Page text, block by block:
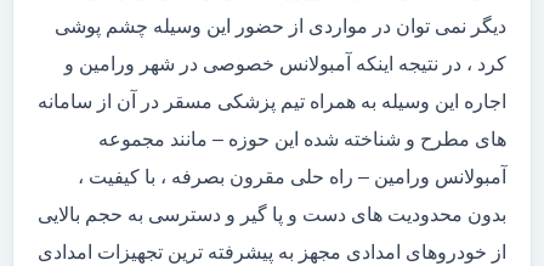
دیگر نمی توان در مواردی از حضور این وسیله چشم پوشی
کرد ، در نتیجه اینکه آمبولانس خصوصی در شهر ورامین و
اجاره این وسیله به همراه تیم پزشکی مسقر در آن از سامانه
های مطرح و شناخته شده این حوزه – مانند مجموعه
آمبولانس ورامین – راه حلی مقرون بصرفه ، با کیفیت ،
بدون محدودیت های دست و پا گیر و دسترسی به حجم بالایی
از خودروهای امدادی مجهز به پیشرفته ترین تجهیزات امدادی